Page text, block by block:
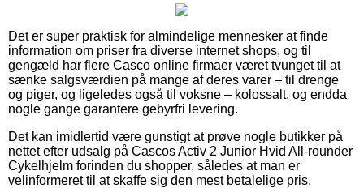
Det er super praktisk for almindelige mennesker at finde
information om priser fra diverse internet shops, og til
gengæld har flere Casco online firmaer været tvunget til at
sænke salgsværdien på mange af deres varer – til drenge
og piger, og ligeledes også til voksne – kolossalt, og endda
nogle gange garantere gebyrfri levering.
Det kan imidlertid være gunstigt at prøve nogle butikker på
nettet efter udsalg på Cascos Activ 2 Junior Hvid All-rounder
Cykelhjelm forinden du shopper, således at man er
velinformeret til at skaffe sig den mest betalelige pris.